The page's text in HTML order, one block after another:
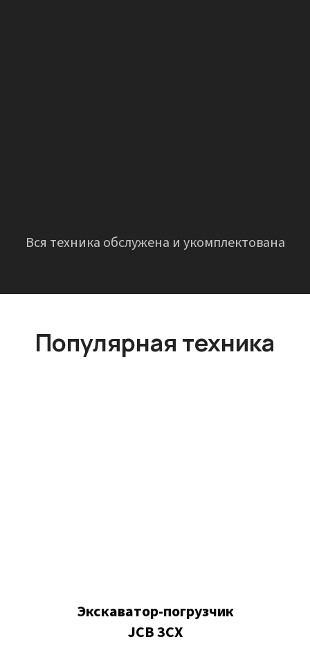
Вся техника обслужена и укомплектована
Популярная техника
Экскаватор-погрузчик
JCB 3CX